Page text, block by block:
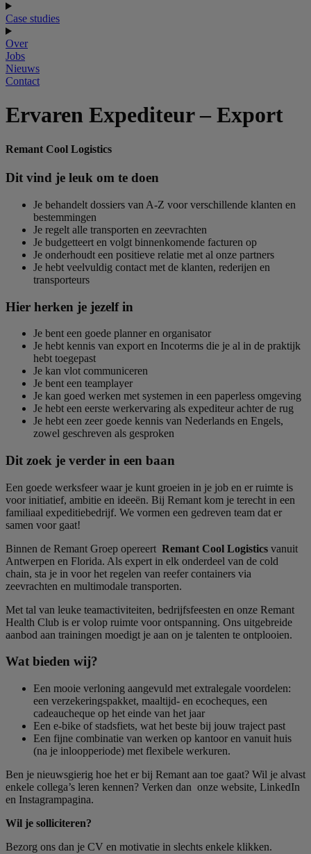
Case studies
Over
Jobs
Nieuws
Contact
Ervaren Expediteur – Export
Remant Cool Logistics
Dit vind je leuk om te doen
Je behandelt dossiers van A-Z voor verschillende klanten en
bestemmingen
Je regelt alle transporten en zeevrachten
Je budgetteert en volgt binnenkomende facturen op
Je onderhoudt een positieve relatie met al onze partners
Je hebt veelvuldig contact met de klanten, rederijen en
transporteurs
Hier herken je jezelf in
Je bent een goede planner en organisator
Je hebt kennis van export en Incoterms die je al in de praktijk
hebt toegepast
Je kan vlot communiceren
Je bent een teamplayer
Je kan goed werken met systemen in een paperless omgeving
Je hebt een eerste werkervaring als expediteur achter de rug
Je hebt een zeer goede kennis van Nederlands en Engels,
zowel geschreven als gesproken
Dit zoek je verder in een baan
Een goede werksfeer waar je kunt groeien in je job en er ruimte is
voor initiatief, ambitie en ideeën. Bij Remant kom je terecht in een
familiaal expeditiebedrijf. We vormen een gedreven team dat er
samen voor gaat!
Binnen de Remant Groep opereert Remant Cool Logistics vanuit
Antwerpen en Florida. Als expert in elk onderdeel van de cold
chain, sta je in voor het regelen van reefer containers via
zeevrachten en multimodale transporten.
Met tal van leuke teamactiviteiten, bedrijfsfeesten en onze Remant
Health Club is er volop ruimte voor ontspanning. Ons uitgebreide
aanbod aan trainingen moedigt je aan on je talenten te ontplooien.
Wat bieden wij?
Een mooie verloning aangevuld met extralegale voordelen:
een verzekeringspakket, maaltijd- en ecocheques, een
cadeaucheque op het einde van het jaar
Een e-bike of stadsfiets, wat het beste bij jouw traject past
Een fijne combinatie van werken op kantoor en vanuit huis
(na je inloopperiode) met flexibele werkuren.
Ben je nieuwsgierig hoe het er bij Remant aan toe gaat? Wil je alvast
enkele collega’s leren kennen? Verken dan onze website, LinkedIn
en Instagrampagina.
Wil je solliciteren?
Bezorg ons dan je CV en motivatie in slechts enkele klikken.